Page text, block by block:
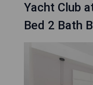
Yacht Club
Bed 2 Bath